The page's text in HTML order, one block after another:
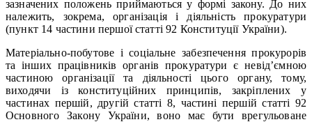
зазначених положень приймаються у формі закону. До них
належить, зокрема, організація і діяльність прокуратури
(пункт 14 частини першої статті 92 Конституції України).
Матеріально-побутове і соціальне забезпечення прокурорів
та інших працівників органів прокуратури є невід’ємною
частиною організації та діяльності цього органу, тому,
виходячи із конституційних принципів, закріплених у
частинах першій, другій статті 8, частині першій статті 92
Основного Закону України, воно має бути врегульоване